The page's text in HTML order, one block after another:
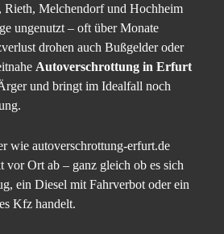
Rieth, Melchendorf und Hochheim
ungenutzt – oft über Monate
drohen auch Bußgelder oder
Autoverschrottung in Erfurt
und bringt im Idealfall noch
wie autoverschrottung-erfurt.de
vor Ort ab – ganz gleich ob es sich
ein Diesel mit Fahrverbot oder ein
Kfz handelt.